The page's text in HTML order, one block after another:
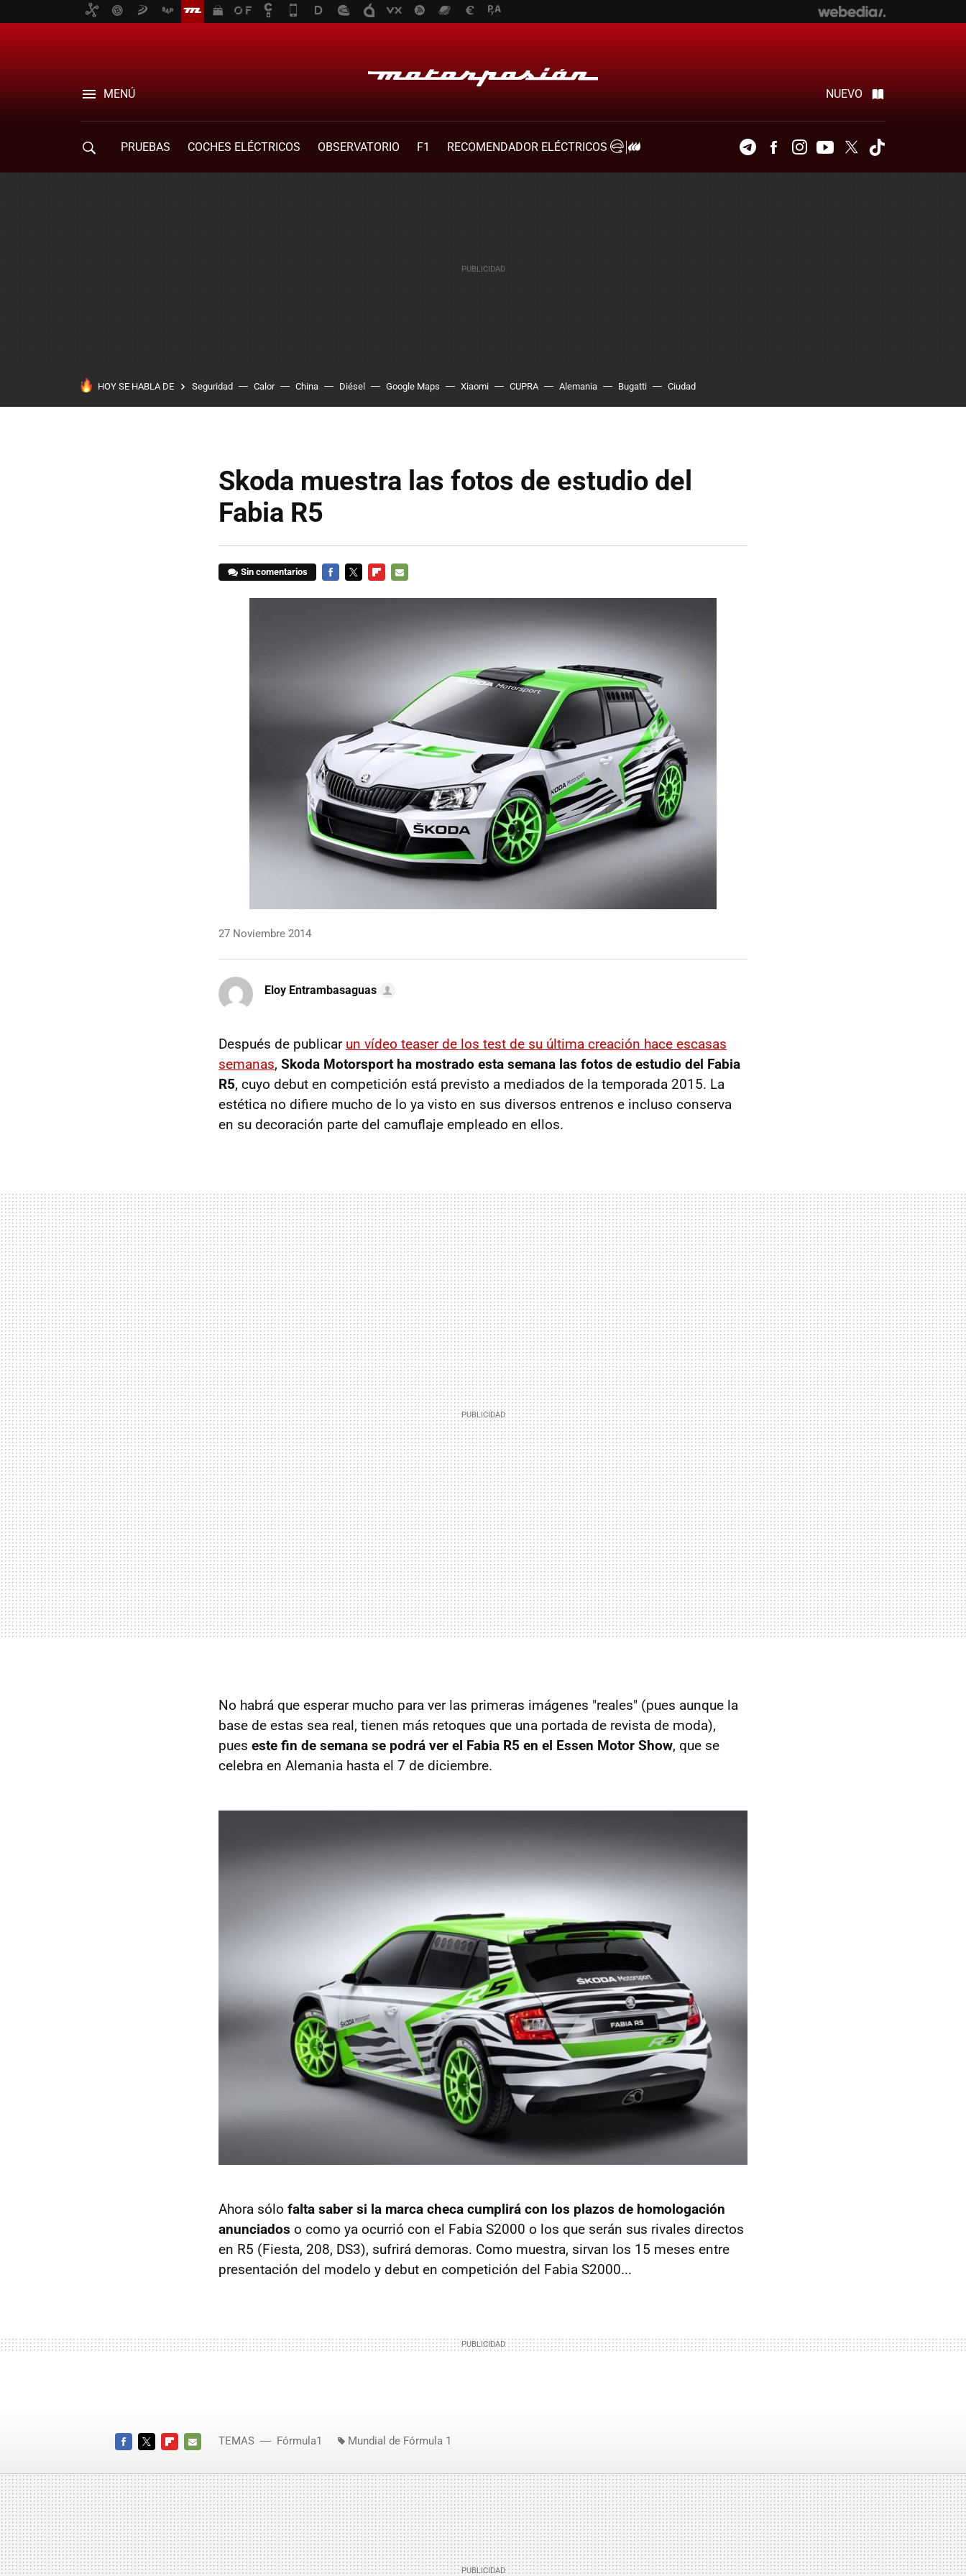
MENÚ NUEVO
PRUEBAS COCHES ELÉCTRICOS OBSERVATORIO F1
RECOMENDADOR ELÉCTRICOS
TelegramFacebookInstagramYoutubeTwitter
HOY SE HABLA DE Seguridad Calor China Diésel Google Maps Xiaomi CUPRA Alemania Bugatti Ciudad
Skoda muestra las fotos de estudio del
Fabia R5
Sin comentarios
27 Noviembre 2014
Eloy Entrambasaguas
Después de publicar un vídeo teaser de los test de su última creación hace escasas
semanas, Skoda Motorsport ha mostrado esta semana las fotos de estudio del Fabia
R5, cuyo debut en competición está previsto a mediados de la temporada 2015. La
estética no difiere mucho de lo ya visto en sus diversos entrenos e incluso conserva
en su decoración parte del camuflaje empleado en ellos.
No habrá que esperar mucho para ver las primeras imágenes "reales" (pues aunque la
base de estas sea real, tienen más retoques que una portada de revista de moda),
pues este fin de semana se podrá ver el Fabia R5 en el Essen Motor Show, que se
celebra en Alemania hasta el 7 de diciembre.
Ahora sólo falta saber si la marca checa cumplirá con los plazos de homologación
anunciados o como ya ocurrió con el Fabia S2000 o los que serán sus rivales directos
en R5 (Fiesta, 208, DS3), sufrirá demoras. Como muestra, sirvan los 15 meses entre
presentación del modelo y debut en competición del Fabia S2000...
MAIL
TEMAS Fórmula1 Mundial de Fórmula 1